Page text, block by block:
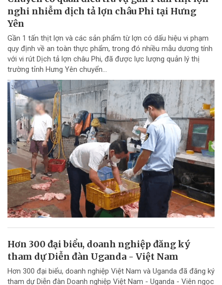
nghi nhiễm dịch tả lợn châu Phi tại Hưng
Yên
Gần 1 tấn thịt lợn và các sản phẩm từ lợn có dấu hiệu vi phạm
quy định về an toàn thực phẩm, trong đó nhiều mẫu dương tính
với vi rút Dịch tả lợn châu Phi, đã được lực lượng quản lý thị
trường tỉnh Hưng Yên chuyển...
Hơn 300 đại biểu, doanh nghiệp đăng ký
tham dự Diễn đàn Uganda - Việt Nam
Hơn 300 đại biểu, doanh nghiệp Việt Nam và Uganda đã đăng ký
tham dự Diễn đàn Doanh nghiệp Việt Nam - Uganda - Viên ngọc